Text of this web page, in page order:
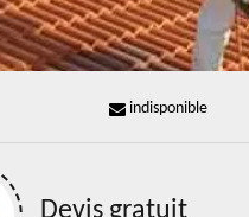
indisponible
Devis gratuit